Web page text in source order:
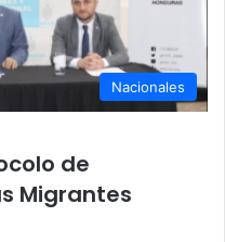
Nacionales
de
Migrantes